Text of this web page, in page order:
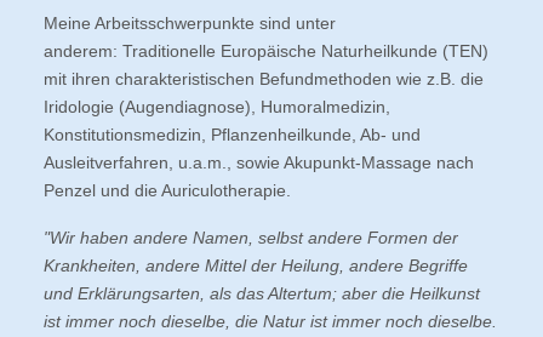
Meine Arbeitsschwerpunkte sind unter
anderem: Traditionelle Europäische Naturheilkunde (TEN)
mit ihren charakteristischen Befundmethoden wie z.B. die
Iridologie (Augendiagnose), Humoralmedizin,
Konstitutionsmedizin, Pflanzenheilkunde, Ab- und
Ausleitverfahren, u.a.m., sowie Akupunkt-Massage nach
Penzel und die Auriculotherapie.
"Wir haben andere Namen, selbst andere Formen der
Krankheiten, andere Mittel der Heilung, andere Begriffe
und Erklärungsarten, als das Altertum; aber die Heilkunst
ist immer noch dieselbe, die Natur ist immer noch dieselbe.